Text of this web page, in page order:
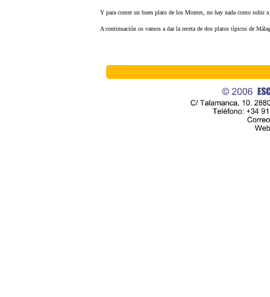
Y para comer un buen plato de los Montes, no hay nada como subir
A continuación os vamos a dar la receta de dos platos típicos de